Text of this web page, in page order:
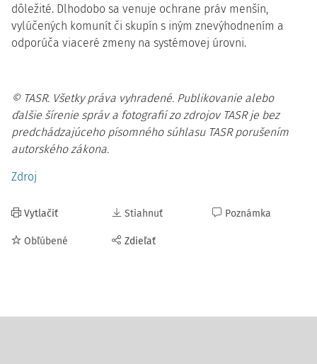
dôležité. Dlhodobo sa venuje ochrane práv menšín,
vylúčených komunít či skupín s iným znevýhodnením a
odporúča viaceré zmeny na systémovej úrovni.
© TASR. Všetky práva vyhradené. Publikovanie alebo
ďalšie šírenie správ a fotografií zo zdrojov TASR je bez
predchádzajúceho písomného súhlasu TASR porušením
autorského zákona.
Zdroj
Vytlačiť
Obľúbené
Stiahnuť
Zdieľať
Poznámka